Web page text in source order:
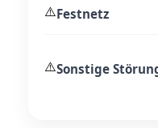
⚠️Festnetz
⚠️Sonstige